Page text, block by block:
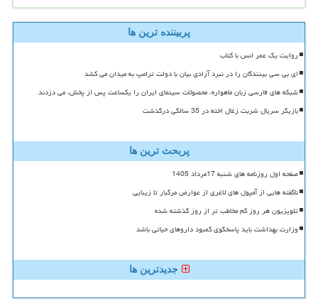
پربیننده ترین ها
روایت یک عمر انس با کتاب
ای بی سی بینندگان را در نبرد آزادی بیان با دولت ترامپ به میدان می کشد
شبکه های فارسی زبان ماهواره، محصولات سینمای ایران را یکساعت پس از پخش، می دزدند
بازیگر سریال شربت زغال اخته در 35 سالگی درگذشت
پربحث ترین ها
صفحه اول روزنامه های شنبه 17مرداد 1405
ناگفته هایی از آمپول های لاغری از عوارض مرگبار تا زیبایی
تلویزیون هر روز کم مخاطب تر از روز گذشته شده
وزارت بهداشت باید پاسخگوی کمبود داروهای حیاتی باشد
جدیدترین ها